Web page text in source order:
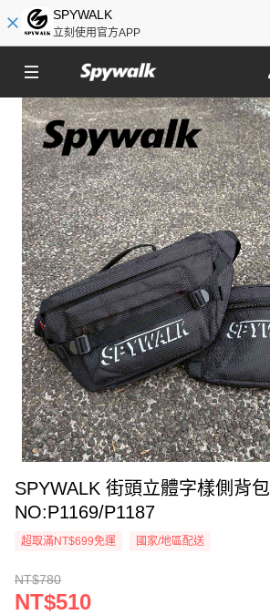
SPYWALK
立刻使用官方APP
SPYWALK 街頭立體字樣側背包
NO:P1169/P1187
超取滿NT$699免運 國家/地區配送
NT$780
NT$510